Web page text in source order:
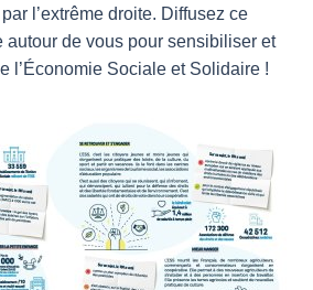
l’extrême droite. Diffusez ce
autour de vous pour sensibiliser et
l’Économie Sociale et Solidaire !